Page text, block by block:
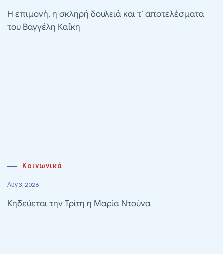
Η επιμονή, η σκληρή δουλειά και τ’ αποτελέσματα
του Βαγγέλη Καΐκη
Κοινωνικά
Αυγ 3, 2026
Κηδεύεται την Τρίτη η Μαρία Ντούνα